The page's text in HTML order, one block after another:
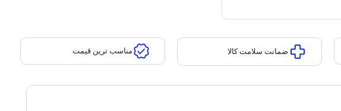
ضمانت سلامت کالا مناسب ترین قیمت